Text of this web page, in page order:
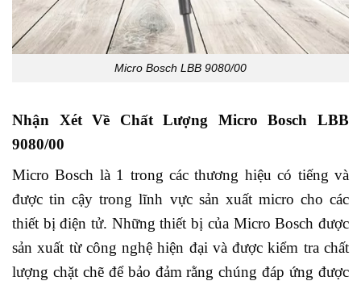
Micro Bosch LBB 9080/00
Nhận Xét Về Chất Lượng Micro Bosch LBB
9080/00
Micro Bosch là 1 trong các thương hiệu có tiếng và
được tin cậy trong lĩnh vực sản xuất micro cho các
thiết bị điện tử. Những thiết bị của Micro Bosch được
sản xuất từ công nghệ hiện đại và được kiểm tra chất
lượng chặt chẽ để bảo đảm rằng chúng đáp ứng được